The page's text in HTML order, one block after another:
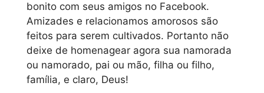
bonito com seus amigos no Facebook.
Amizades e relacionamos amorosos são
feitos para serem cultivados. Portanto não
deixe de homenagear agora sua namorada
ou namorado, pai ou mão, filha ou filho,
família, e claro, Deus!